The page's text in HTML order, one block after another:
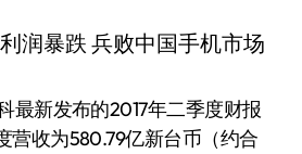
最新发布的2017年二季度财报
营收为580.79亿新台币（约合